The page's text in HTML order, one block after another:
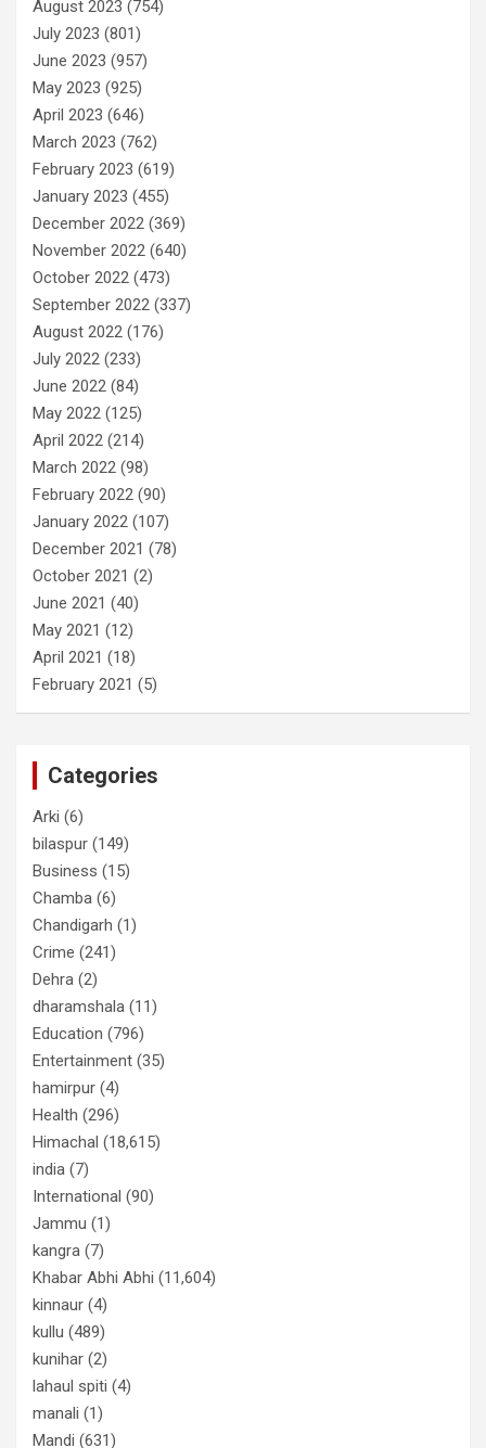
August 2023 (754)
July 2023 (801)
June 2023 (957)
May 2023 (925)
April 2023 (646)
March 2023 (762)
February 2023 (619)
January 2023 (455)
December 2022 (369)
November 2022 (640)
October 2022 (473)
September 2022 (337)
August 2022 (176)
July 2022 (233)
June 2022 (84)
May 2022 (125)
April 2022 (214)
March 2022 (98)
February 2022 (90)
January 2022 (107)
December 2021 (78)
October 2021 (2)
June 2021 (40)
May 2021 (12)
April 2021 (18)
February 2021 (5)
Categories
Arki (6)
bilaspur (149)
Business (15)
Chamba (6)
Chandigarh (1)
Crime (241)
Dehra (2)
dharamshala (11)
Education (796)
Entertainment (35)
hamirpur (4)
Health (296)
Himachal (18,615)
india (7)
International (90)
Jammu (1)
kangra (7)
Khabar Abhi Abhi (11,604)
kinnaur (4)
kullu (489)
kunihar (2)
lahaul spiti (4)
manali (1)
Mandi (631)